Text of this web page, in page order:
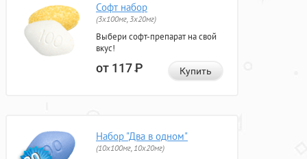
Софт набор
(3x100мг, 3x20мг)
Выбери софт-препарат на свой
вкус!
от 117Р Купить
Набор "Два в одном"
(10x100мг, 10x20мг)